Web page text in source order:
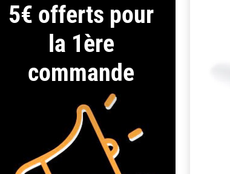
5€ offerts pour
la 1ère
commande